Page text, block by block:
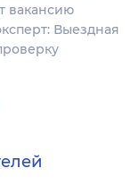
вакансию
Выездная